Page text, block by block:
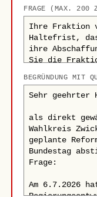
FRAGE (MAX. 200
BEGRÜNDUNG MIT